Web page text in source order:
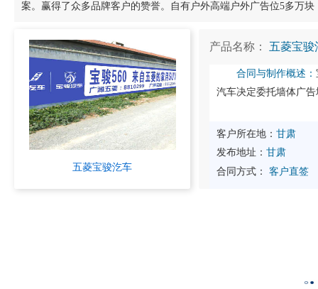
案。赢得了众多品牌客户的赞誉。自有户外高端户外广告位5多万块
五菱宝骏汔车
产品名称： 五菱宝骏
合同与制作概述：
汽车决定委托墙体广
客户所在地： 甘肃
发布地址： 甘肃
合同方式：
客户直签